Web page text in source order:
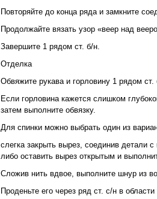
Повторяйте до конца ряда и замкните
Продолжайте вязать узор «веер над
Завершите 1 рядом ст. б/н.
Отделка
Обвяжите рукава и горловину 1 рядом ст.
Если горловина кажется слишком
затем выполните обвязку.
Для спинки можно выбрать один из
слегка закрыть вырез, соединив детали с
либо оставить вырез открытым и
Сложив нить вдвое, выполните шнур из
Проденьте его через ряд ст. с/н в